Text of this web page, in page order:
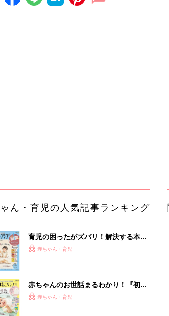
載る4輪シニアカー
PR（BLAZE）
ランキングをもっと見る